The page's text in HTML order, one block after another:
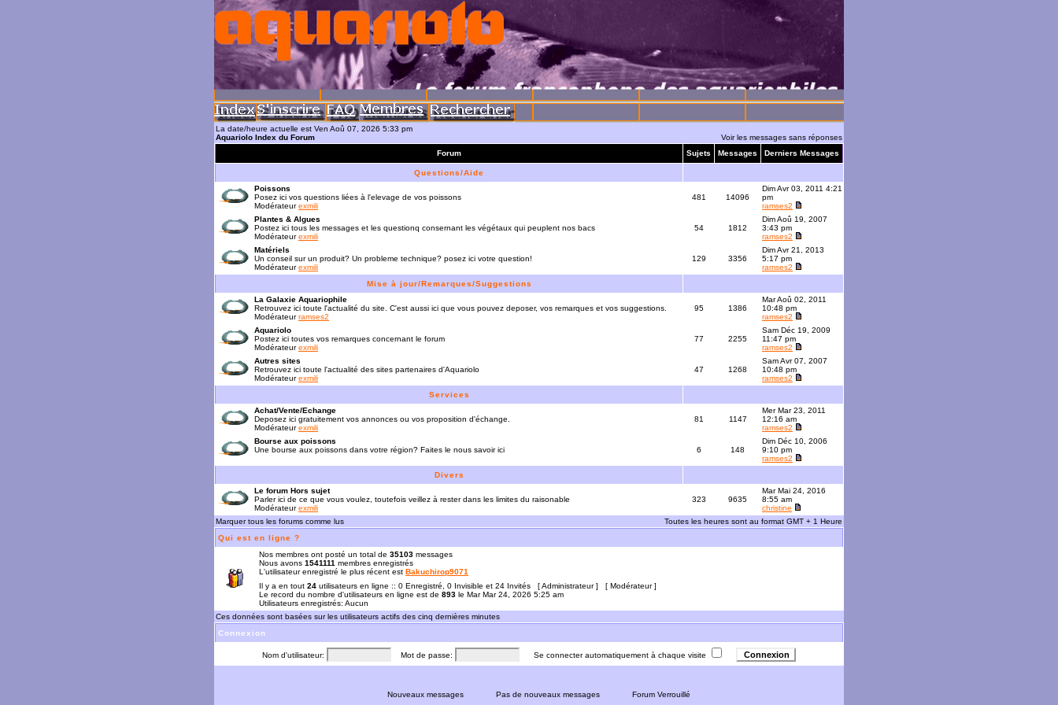
La date/heure actuelle est Ven Aoû 07, 2026 5:33 pm
Aquariolo Index du Forum
Voir les messages sans réponses
Forum
Sujets Messages Derniers Messages
Questions/Aide
Poissons
Posez ici vos questions liées à l'elevage de vos poissons
Modérateurexmili
481 14096
Dim Avr 03, 2011 4:21
pm
ramses2
Plantes & Algues
Postez ici tous les messages et les questionq consernant les végétaux qui peuplent nos bacs
Modérateurexmili
54 1812
Dim Aoû 19, 2007
3:43 pm
ramses2
Matériels
Un conseil sur un produit? Un probleme technique? posez ici votre question!
Modérateurexmili
129 3356
Dim Avr 21, 2013
5:17 pm
ramses2
Mise à jour/Remarques/Suggestions
La Galaxie Aquariophile
Retrouvez ici toute l'actualité du site. C'est aussi ici que vous pouvez deposer, vos remarques et vos suggestions.
Modérateurramses2
95 1386
Mar Aoû 02, 2011
10:48 pm
ramses2
Aquariolo
Postez ici toutes vos remarques concernant le forum
Modérateurexmili
77 2255
Sam Déc 19, 2009
11:47 pm
ramses2
Autres sites
Retrouvez ici toute l'actualité des sites partenaires d'Aquariolo
Modérateurexmili
47 1268
Sam Avr 07, 2007
10:48 pm
ramses2
Services
Achat/Vente/Echange
Deposez ici gratuitement vos annonces ou vos proposition d'échange.
Modérateurexmili
81 1147
Mer Mar 23, 2011
12:16 am
ramses2
Bourse aux poissons
Une bourse aux poissons dans votre région? Faites le nous savoir ici
6 148
Dim Déc 10, 2006
9:10 pm
ramses2
Divers
Le forum Hors sujet
Parler ici de ce que vous voulez, toutefois veillez à rester dans les limites du raisonable
Modérateurexmili
323 9635
Mar Mai 24, 2016
8:55 am
christine
Marquer tous les forums comme lus
Toutes les heures sont au format GMT + 1 Heure
Qui est en ligne ?
Nos membres ont posté un total de 35103 messages
Nous avons 1541111 membres enregistrés
L'utilisateur enregistré le plus récent est Bakuchirop9071
Il y a en tout 24 utilisateurs en ligne :: 0 Enregistré, 0 Invisible et 24 Invités [Administrateur] [ Modérateur]
Le record du nombre d'utilisateurs en ligne est de 893 le Mar Mar 24, 2026 5:25 am
Utilisateurs enregistrés: Aucun
Ces données sont basées sur les utilisateurs actifs des cinq dernières minutes
Connexion
Nom d'utilisateur: Mot de passe: Se connecter automatiquement à chaque visite